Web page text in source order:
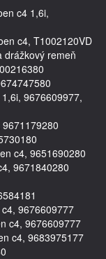
c4 1,6i,
c4, T1002120VD
drážkový remeň
9676609977,
c4, 9651690280
9671840280
9676609777
c4, 9676609777
c4, 9683975177